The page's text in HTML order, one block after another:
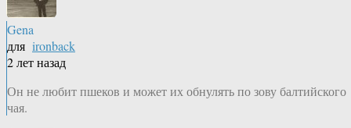
Gena
для ironback
2 лет назад
Он не любит пшеков и может их обнулять по зову балтийского
чая.